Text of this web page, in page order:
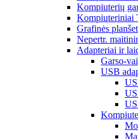
Kompiuterių
Kompiuteriniai
Grafinės
Nepertr.
Adapteriai ir
Garso-
USB